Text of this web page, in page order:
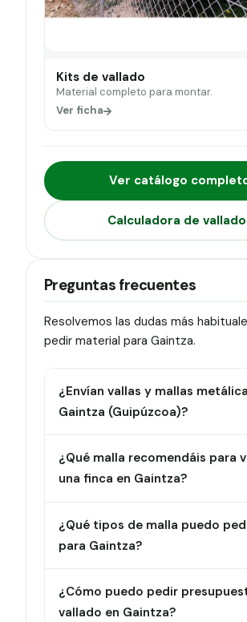
Kits de vallado
Material completo para montar.
Ver ficha
Ver catálogo
Calculadora de
Preguntas frecuentes
Resolvemos las dudas más
pedir material para Gaintza.
¿Envían vallas y mallas
Gaintza (Guipúzcoa)?
¿Qué malla recomendáis para
una finca en Gaintza?
¿Qué tipos de malla puedo
para Gaintza?
¿Cómo puedo pedir
vallado en Gaintza?